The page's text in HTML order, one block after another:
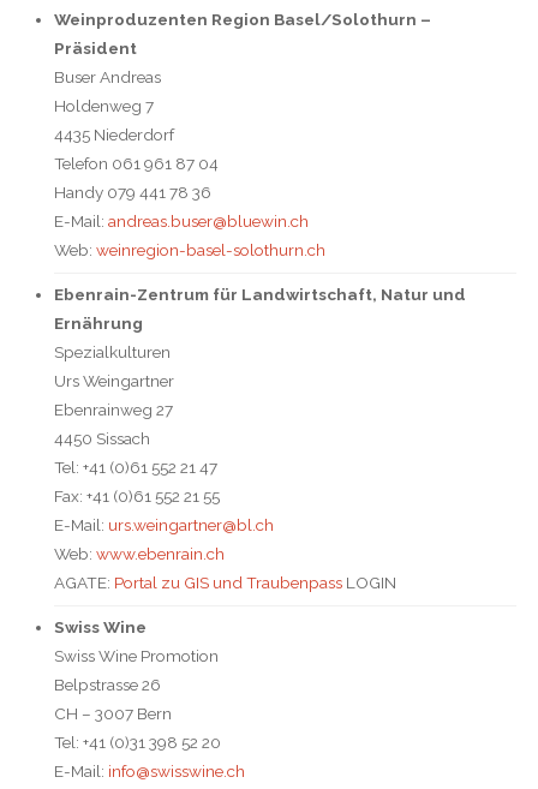
Weinproduzenten Region Basel/Solothurn –
Präsident
Buser Andreas
Holdenweg 7
4435 Niederdorf
Telefon 061 961 87 04
Handy 079 441 78 36
E-Mail: andreas.buser@bluewin.ch
Web: weinregion-basel-solothurn.ch
Ebenrain-Zentrum für Landwirtschaft, Natur und
Ernährung
Spezialkulturen
Urs Weingartner
Ebenrainweg 27
4450 Sissach
Tel: +41 (0)61 552 21 47
Fax: +41 (0)61 552 21 55
E-Mail: urs.weingartner@bl.ch
Web: www.ebenrain.ch
AGATE: Portal zu GIS und Traubenpass LOGIN
Swiss Wine
Swiss Wine Promotion
Belpstrasse 26
CH – 3007 Bern
Tel: +41 (0)31 398 52 20
E-Mail: info@swisswine.ch